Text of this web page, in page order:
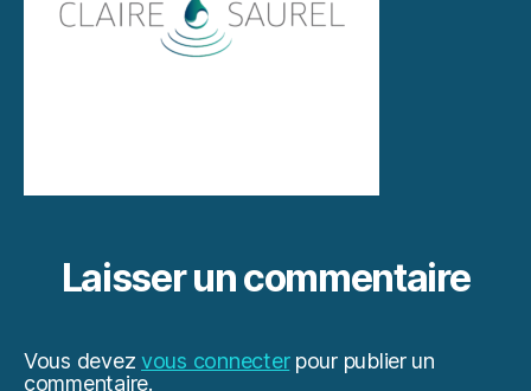
Laisser un commentaire
Vous devezvous connecterpour publier un
commentaire.